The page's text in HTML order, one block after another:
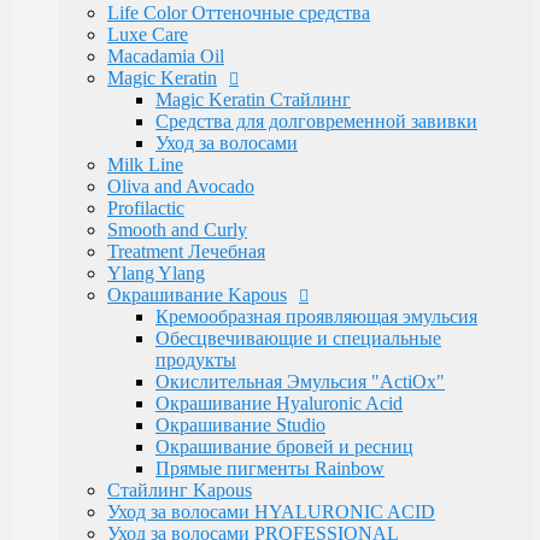
Электротовары
Восконагреватели для депиляции
SELECTIVE PROFESSIONAL
Теги
memo Бальзам Бустер Воск
Для бороды Для мужчин Дозатор
Краски для
Крем после бритья Лак для волос
спрей
Лосьон Маска
Косметика Обесцвечивающий порошок
Эмульсия Паста для волос
маска
Укладка волос Флюид
волос
духи духимарфа защита волос
волос
концентрированныйпарфюм
волос
маска для волос мусс для
мыло парфюм парфюмерия парфюмернаявода
парфюмерия сильная фиксация спрей для волос
сыворотка термозащита фейдинг шампунь
фиксация
Бренды
Kapous Professional
Estel Professional
Matrix
Ollin Professional
Londa Professional
Life Color Оттеночные средства
Luxe Care
Macadamia Oil
Magic Keratin
Magic Keratin Стайлинг
Средства для долговременной завивки
Уход за волосами
Milk Line
Oliva and Avocado
Profilactic
Smooth and Curly
Treatment Лечебная
Ylang Ylang
Окрашивание Kapous
Кремообразная проявляющая эмульсия
Обесцвечивающие и специальные
продукты
Окислительная Эмульсия "ActiOx"
Окрашивание Hyaluronic Acid
Окрашивание Studio
Окрашивание бровей и ресниц
Прямые пигменты Rainbow
Стайлинг Kapous
Уход за волосами HYALURONIC ACID
Уход за волосами PROFESSIONAL